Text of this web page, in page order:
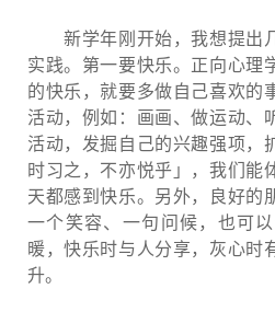
新学年刚开始，我想提出
实践。第一要快乐。正向心理
的快乐，就要多做自己喜欢的
活动，例如：画画、做运动、
活动，发掘自己的兴趣强项，
时习之，不亦悦乎」，我们能
天都感到快乐。另外，良好的
一个笑容、一句问候，也可
暖，快乐时与人分享，灰心时
升。